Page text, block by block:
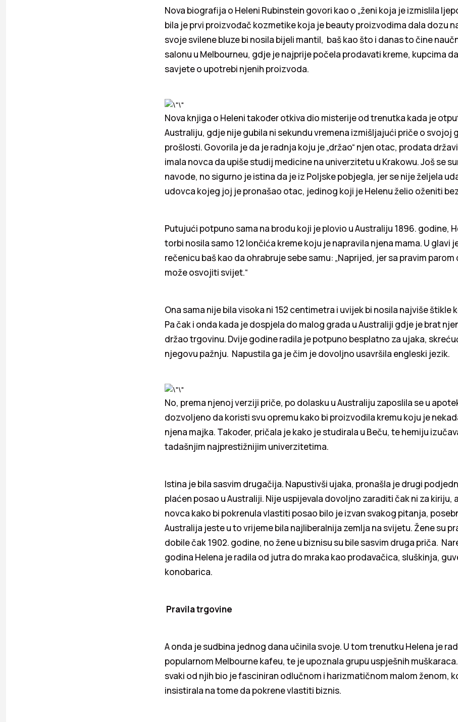
Nova biografija o Heleni Rubinstein govori kao o „ženi koja je izmislila
bila je prvi proizvođač kozmetike koja je beauty proizvodima dala dozu
svoje svilene bluze bi nosila bijeli mantil, baš kao što i danas to čine
salonu u Melbourneu, gdje je najprije počela prodavati kreme, kupcima
savjete o upotrebi njenih proizvoda.
Nova knjiga o Heleni također otkiva dio misterije od trenutka kada je
Australiju, gdje nije gubila ni sekundu vremena izmišljajući priče o svojoj
prošlosti. Govorila je da je radnja koju je „držao“ njen otac, prodata
imala novca da upiše studij medicine na univerzitetu u Krakowu. Još se
navode, no sigurno je istina da je iz Poljske pobjegla, jer se nije željela
udovca kojeg joj je pronašao otac, jedinog koji je Helenu želio oženiti
Putujući potpuno sama na brodu koji je plovio u Australiju 1896. godine,
torbi nosila samo 12 lončića kreme koju je napravila njena mama. U glavi
rečenicu baš kao da ohrabruje sebe samu: „Naprijed, jer sa pravim parom
može osvojiti svijet.“
Ona sama nije bila visoka ni 152 centimetra i uvijek bi nosila najviše štikle
Pa čak i onda kada je dospjela do malog grada u Australiji gdje je brat
držao trgovinu. Dvije godine radila je potpuno besplatno za ujaka,
njegovu pažnju. Napustila ga je čim je dovoljno usavršila engleski jezik.
No, prema njenoj verziji priče, po dolasku u Australiju zaposlila se u
dozvoljeno da koristi svu opremu kako bi proizvodila kremu koju je
njena majka. Također, pričala je kako je studirala u Beču, te hemiju
tadašnjim najprestižnijim univerzitetima.
Istina je bila sasvim drugačija. Napustivši ujaka, pronašla je drugi
plaćen posao u Australiji. Nije uspijevala dovoljno zaraditi čak ni za kiriju,
novca kako bi pokrenula vlastiti posao bilo je izvan svakog pitanja,
Australija jeste u to vrijeme bila najliberalnija zemlja na svijetu. Žene su
dobile čak 1902. godine, no žene u biznisu su bile sasvim druga priča.
godina Helena je radila od jutra do mraka kao prodavačica, sluškinja,
konobarica.
Pravila trgovine
A onda je sudbina jednog dana učinila svoje. U tom trenutku Helena je
popularnom Melbourne kafeu, te je upoznala grupu uspješnih
svaki od njih bio je fasciniran odlučnom i harizmatičnom malom ženom,
insistirala na tome da pokrene vlastiti biznis.